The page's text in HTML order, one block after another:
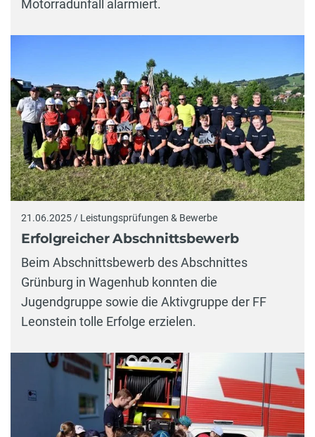
Motorradunfall alarmiert.
21.06.2025 / Leistungsprüfungen & Bewerbe
Erfolgreicher Abschnittsbewerb
Beim Abschnittsbewerb des Abschnittes
Grünburg in Wagenhub konnten die
Jugendgruppe sowie die Aktivgruppe der FF
Leonstein tolle Erfolge erzielen.